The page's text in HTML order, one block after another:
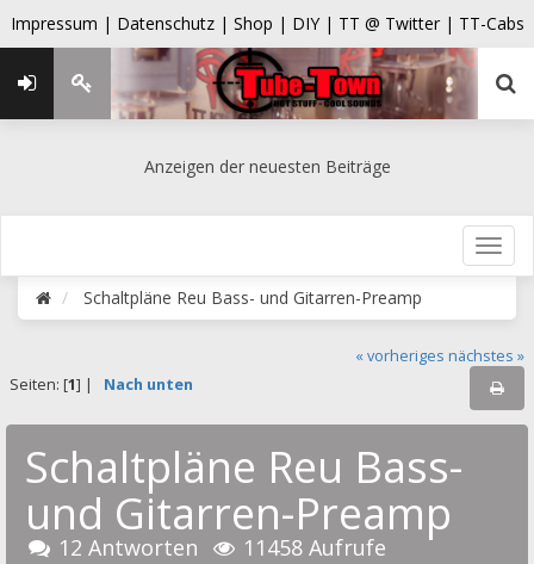
Impressum | Datenschutz | Shop | DIY | TT @ Twitter | TT-Cabs
Anzeigen der neuesten Beiträge
Schaltpläne Reu Bass- und Gitarren-Preamp
« vorheriges nächstes »
Seiten: [1] | Nach unten
Schaltpläne Reu Bass-
und Gitarren-Preamp
12 Antworten 11458 Aufrufe